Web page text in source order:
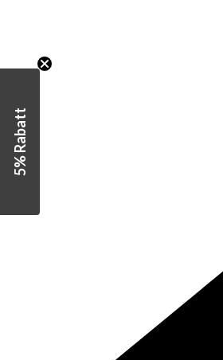
5% Rabatt